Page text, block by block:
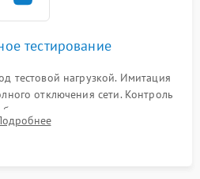
тестирование
тестовой нагрузкой. Имитация
отключения сети. Контроль
температурного режима и
выходного сигнала.